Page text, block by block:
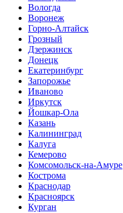
Вологда
Воронеж
Горно-Алтайск
Грозный
Дзержинск
Донецк
Екатеринбург
Запорожье
Иваново
Иркутск
Йошкар-Ола
Казань
Калининград
Калуга
Кемерово
Комсомольск-на-Амуре
Кострома
Краснодар
Красноярск
Курган